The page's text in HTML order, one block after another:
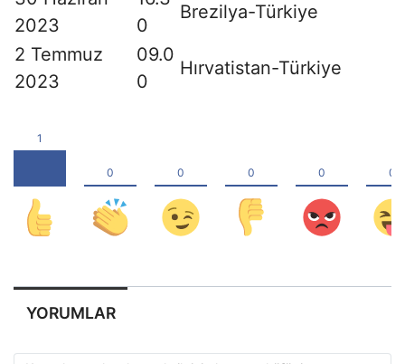
2023
0
Brezilya-Türkiye
2 Temmuz
2023
09.0
0
Hırvatistan-Türkiye
YORUMLAR